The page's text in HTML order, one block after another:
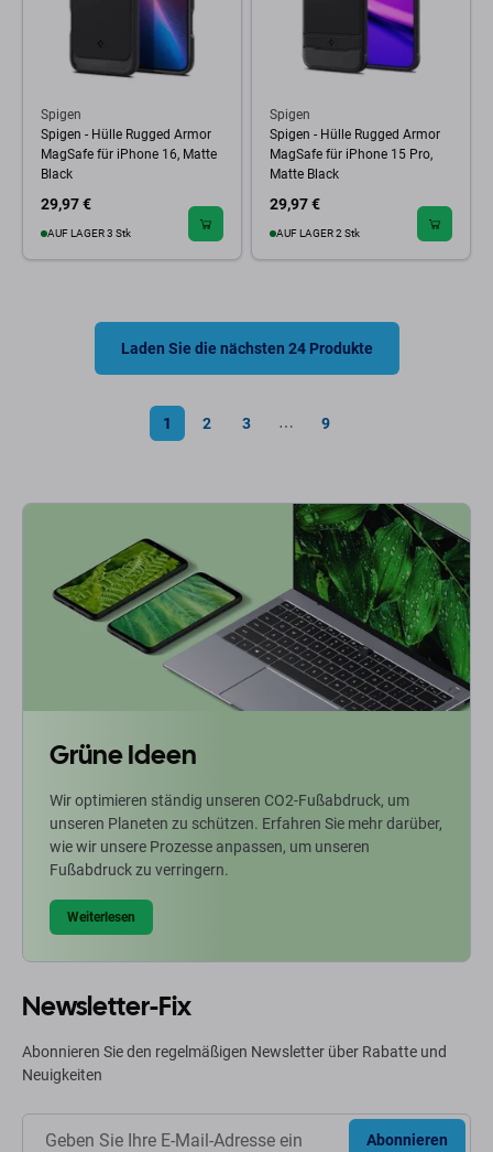
Spigen
Spigen - Hülle Rugged Armor
MagSafe für iPhone 16, Matte
Black
29,97 €
AUF LAGER 3 Stk
Spigen
Spigen - Hülle Rugged Armor
MagSafe für iPhone 15 Pro,
Matte Black
29,97 €
AUF LAGER 2 Stk
Laden Sie die nächsten 24 Produkte
1 2 3 ⋯ 9
Grüne Ideen
Wir optimieren ständig unseren CO2-Fußabdruck, um
unseren Planeten zu schützen. Erfahren Sie mehr darüber,
wie wir unsere Prozesse anpassen, um unseren
Fußabdruck zu verringern.
Weiterlesen
Newsletter-Fix
Abonnieren Sie den regelmäßigen Newsletter über Rabatte und
Neuigkeiten
Abonnieren